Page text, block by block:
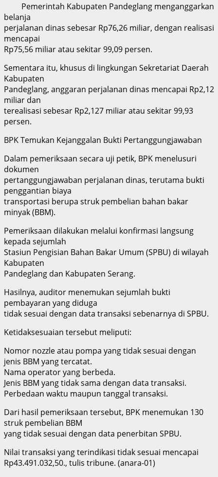
Pemerintah Kabupaten Pandeglang menganggarkan
belanja
perjalanan dinas sebesar Rp76,26 miliar, dengan realisasi
mencapai
Rp75,56 miliar atau sekitar 99,09 persen.
Sementara itu, khusus di lingkungan Sekretariat Daerah
Kabupaten
Pandeglang, anggaran perjalanan dinas mencapai Rp2,12
miliar dan
terealisasi sebesar Rp2,127 miliar atau sekitar 99,93
persen.
BPK Temukan Kejanggalan Bukti Pertanggungjawaban
Dalam pemeriksaan secara uji petik, BPK menelusuri
dokumen
pertanggungjawaban perjalanan dinas, terutama bukti
penggantian biaya
transportasi berupa struk pembelian bahan bakar
minyak (BBM).
Pemeriksaan dilakukan melalui konfirmasi langsung
kepada sejumlah
Stasiun Pengisian Bahan Bakar Umum (SPBU) di wilayah
Kabupaten
Pandeglang dan Kabupaten Serang.
Hasilnya, auditor menemukan sejumlah bukti
pembayaran yang diduga
tidak sesuai dengan data transaksi sebenarnya di SPBU.
Ketidaksesuaian tersebut meliputi:
Nomor nozzle atau pompa yang tidak sesuai dengan
jenis BBM yang tercatat.
Nama operator yang berbeda.
Jenis BBM yang tidak sama dengan data transaksi.
Perbedaan waktu maupun tanggal transaksi.
Dari hasil pemeriksaan tersebut, BPK menemukan 130
struk pembelian BBM
yang tidak sesuai dengan data penerbitan SPBU.
Nilai transaksi yang terindikasi tidak sesuai mencapai
Rp43.491.032,50., tulis tribune. (anara-01)